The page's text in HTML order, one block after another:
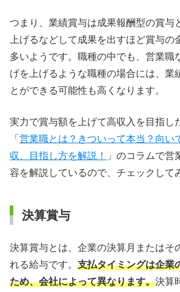
つまり、業績賞与は成果報酬型の賞与
上げるなどして成果を出すほど賞与の
多いようです。職種の中でも、営業職
げを上げるような職種の場合には、業
とができる可能性も高くなります。
実力で賞与額を上げて高収入を目指し
「 営業職とは？きついって本当？向い
収、目指し方を解説！
」のコラムで営
容を解説しているので、チェックして
決算賞与
決算賞与とは、企業の決算月またはそ
れる給与です。 支払タイミングは企業
ため、会社によって異なります。決算